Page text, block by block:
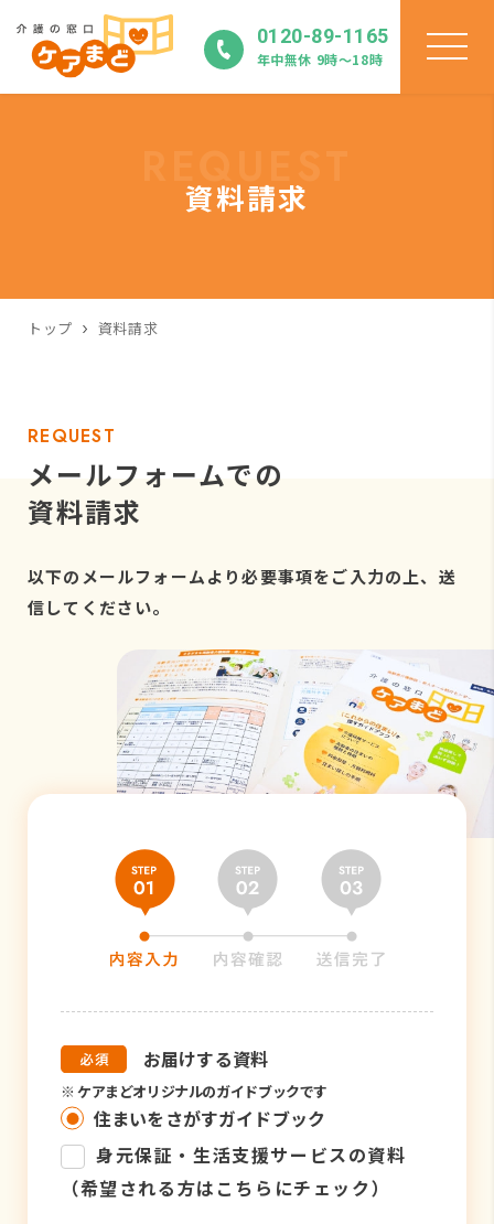
0120-89-1165
年中無休 9時〜18時
資料請求
トップ 資料請求
REQUEST
メールフォームでの
資料請求
以下のメールフォームより必要事項をご入力の上、送
信してください。
お届けする資料
※ ケアまどオリジナルのガイドブックです
住まいをさがすガイドブック
身元保証・生活支援サービスの資料
（希望される方はこちらにチェック）